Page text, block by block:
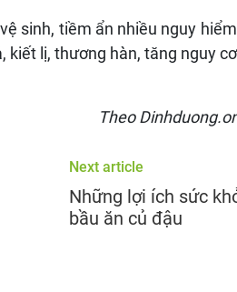
sinh, tiềm ẩn nhiều nguy
lị, thương hàn, tăng nguy
Theo
Next article
Những lợi ích sức
bầu ăn củ đậu